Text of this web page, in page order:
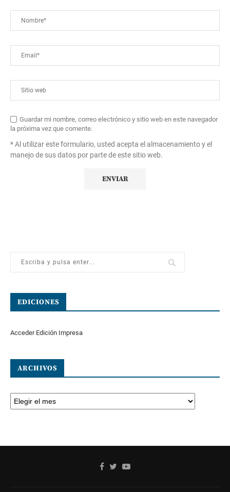
Guardar mi nombre, correo electrónico y sitio web en este navegador
la próxima vez que comente.
* Al utilizar este formulario, usted acepta el almacenamiento y el
manejo de sus datos por parte de este sitio web.
EDICIONES
Acceder Edición Impresa
ARCHIVOS